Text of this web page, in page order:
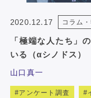
2020.12.17 コラム
「極端な人たち」
いる（αシノドス）
山口真一
アンケート調査